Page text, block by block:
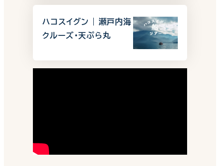
ハコスイグン | 瀬戸内海
クルーズ・天ぷら丸